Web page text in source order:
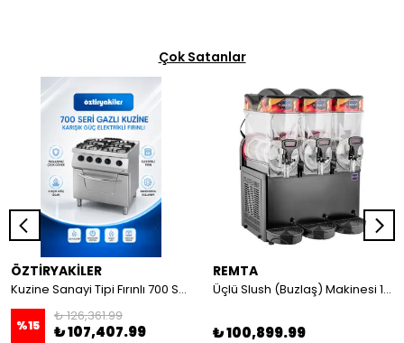
Çok Satanlar
ÖZTİRYAKİLER
Kuzine Sanayi Tipi Fırınlı 700 Seri Gazlı 4 Açık Ateş 80x70x85 (Lp)-2X6Kw+2X7,5Kw+6Kw Elektrikli Fırın
%15
₺ 126,361.99
₺ 107,407.99
REMTA
Üçlü Slush (Buzlaş) Makinesi 12+12+12 lt
₺ 100,899.99